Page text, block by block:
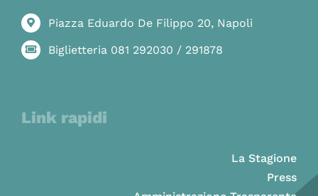
Piazza Eduardo De Filippo 20, Napoli
Biglietteria 081 292030 / 291878
Link rapidi
La Stagione
Press